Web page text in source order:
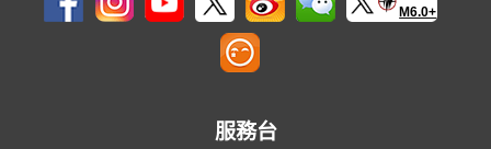
M6.0+
服務台